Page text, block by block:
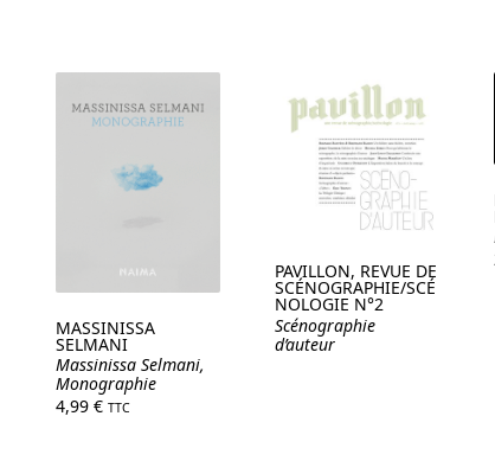
MASSINISSA
SELMANI
Massinissa Selmani,
Monographie
4,99€ TTC
PAVILLON, REVUE DE
SCÉNOGRAPHIE/SCÉ
NOLOGIE N°2
Scénographie
d’auteur